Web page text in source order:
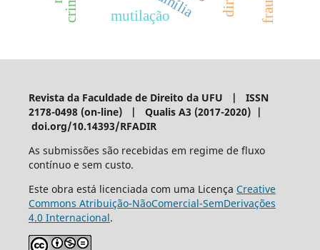
mutilação
Revista da Faculdade de Direito da UFU | ISSN
2178-0498 (on-line) | Qualis A3 (2017-2020) |
doi.org/10.14393/RFADIR
As submissões são recebidas em regime de fluxo
contínuo e sem custo.
Este obra está licenciada com uma Licença Creative
Commons Atribuição-NãoComercial-SemDerivações
4.0 Internacional.